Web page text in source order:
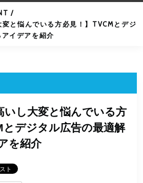
/
変と悩んでいる方必見！】TVCMとデジ
イデアを紹介
いし大変と悩んでいる方
とデジタル広告の最適解
を紹介